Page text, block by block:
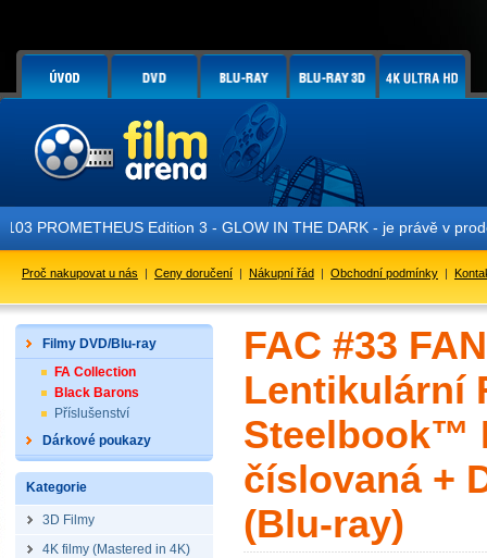
Edition 3 - GLOW IN THE DARK - je právě v prodeji!
Proč nakupovat u nás | Ceny doručení | Nákupní řád | Obchodní podmínky |
Filmy DVD/Blu-ray
FA Collection
Black Barons
Příslušenství
Dárkové poukazy
Kategorie
3D Filmy
4K filmy (Mastered in 4K)
FAC #33
Lentikulární
Steelbook™
číslovaná +
(Blu-ray)